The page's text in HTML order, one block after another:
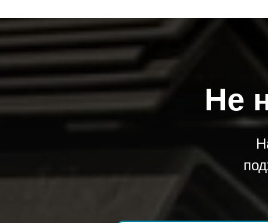
0.25
Труба профильная квадратного
8х8х1.3
0.27
Труба профильная квадратного
Труба профильная квадратного
10х10х0.5
Труба профильная квадратного
Не